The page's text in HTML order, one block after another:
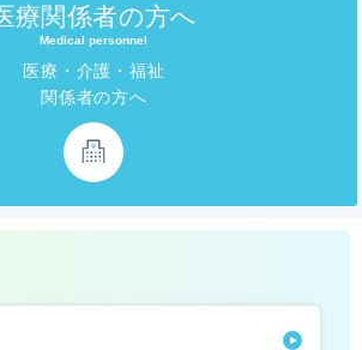
療関係者の方へ
Medical personnel
医療・介護・福祉
関係者の方へ